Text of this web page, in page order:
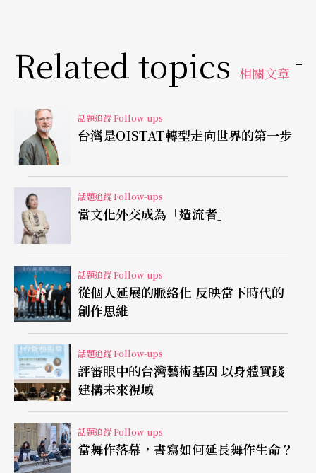
眾眼前。不過，這也是凡．霍夫劇中常常出現的狀
態，維斯維爾德說，「我算是蠻愛這種感覺的，在
企圖製造某種「劇場幻覺」，好像角色都活在一九
三三年那樣。有時候被拍攝的演員，也會在舞台上
與攝影師互動，甚至在《納粹狂魔》裡，也有幾位
死亡的角色，是由身著全黑連身工作服的舞台技術
人員，護送到棺材中躺下。
自由來去的政治論壇 一再重複的死亡畫面
在《羅馬悲劇》裡，舞台上的混亂就更難以想像
了，這齣長達六小時，串接了三齣莎士比亞的劇
本，以「論壇」作為基調，讓羅馬時代將軍、官員
們像現代政治人物一般討論著政事、宣揚著理念，
並互相詆毀、攻訐。劇場不關門，觀眾可以在場館
內自由來去，選擇坐在觀眾席，或是走上舞台，在
演員的四周坐下，買杯咖啡或三明治，近距離觀察
Related topics 相關文章
話題追蹤 Follow-ups
台灣是OISTAT轉型走向世界的第一步
話題追蹤 Follow-ups
當文化外交成為「造流者」
話題追蹤 Follow-ups
從個人延展的脈絡化 反映當下時代的
創作思維
話題追蹤 Follow-ups
評審眼中的台灣藝術基因 以身體實踐
建構未來視域
話題追蹤 Follow-ups
當舞作落幕，書寫如何延長舞作生命？